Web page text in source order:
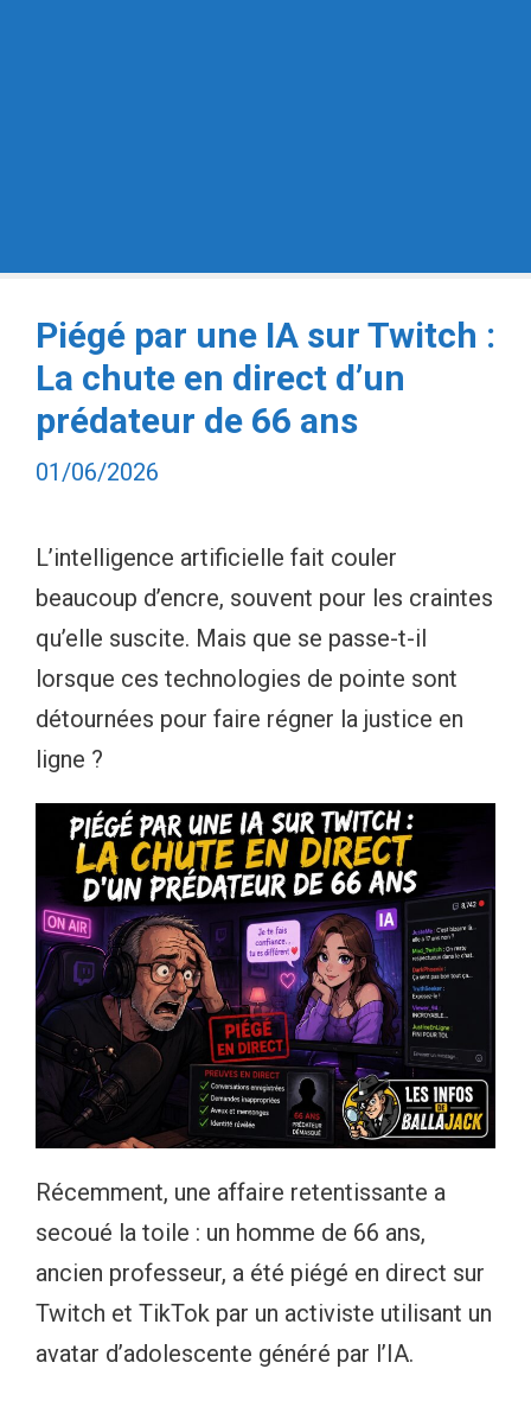
Piégé par une IA sur Twitch :
La chute en direct d’un
prédateur de 66 ans
01/06/2026
L’intelligence artificielle fait couler
beaucoup d’encre, souvent pour les craintes
qu’elle suscite. Mais que se passe-t-il
lorsque ces technologies de pointe sont
détournées pour faire régner la justice en
ligne ?
Récemment, une affaire retentissante a
secoué la toile : un homme de 66 ans,
ancien professeur, a été piégé en direct sur
Twitch et TikTok par un activiste utilisant un
avatar d’adolescente généré par l’IA.